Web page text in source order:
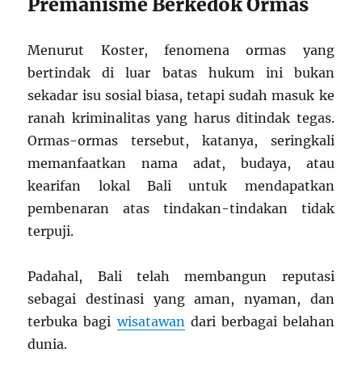
Menurut Koster, fenomena ormas yang
bertindak di luar batas hukum ini bukan
sekadar isu sosial biasa, tetapi sudah masuk ke
ranah kriminalitas yang harus ditindak tegas.
Ormas-ormas tersebut, katanya, seringkali
memanfaatkan nama adat, budaya, atau
kearifan lokal Bali untuk mendapatkan
pembenaran atas tindakan-tindakan tidak
terpuji.
Padahal, Bali telah membangun reputasi
sebagai destinasi yang aman, nyaman, dan
terbuka bagiwisatawandari berbagai belahan
dunia.